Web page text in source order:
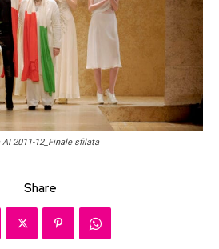
2011-12_Finale sfilata
Share